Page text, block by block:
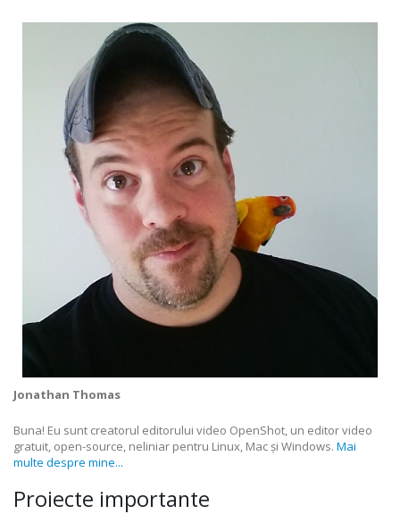
Jonathan Thomas
Buna! Eu sunt creatorul editorului video OpenShot, un editor video
gratuit, open-source, neliniar pentru Linux, Mac și Windows. Mai
multe despre mine...
Proiecte importante